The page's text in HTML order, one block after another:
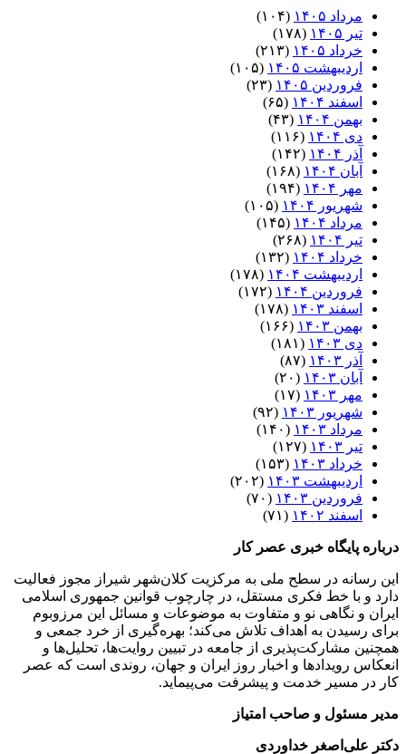
مرداد ۱۴۰۵
(۱۰۴)
تیر ۱۴۰۵
(۱۷۸)
خرداد ۱۴۰۵
(۲۱۳)
اردیبهشت ۱۴۰۵
(۱۰۵)
فروردین ۱۴۰۵
(۲۳)
اسفند ۱۴۰۴
(۶۵)
بهمن ۱۴۰۴
(۴۳)
دی ۱۴۰۴
(۱۱۶)
آذر ۱۴۰۴
(۱۴۲)
آبان ۱۴۰۴
(۱۶۸)
مهر ۱۴۰۴
(۱۹۴)
شهریور ۱۴۰۴
(۱۰۵)
مرداد ۱۴۰۴
(۱۴۵)
تیر ۱۴۰۴
(۲۶۸)
خرداد ۱۴۰۴
(۱۳۲)
اردیبهشت ۱۴۰۴
(۱۷۸)
فروردین ۱۴۰۴
(۱۷۲)
اسفند ۱۴۰۳
(۱۷۸)
بهمن ۱۴۰۳
(۱۶۶)
دی ۱۴۰۳
(۱۸۱)
آذر ۱۴۰۳
(۸۷)
آبان ۱۴۰۳
(۲۰)
مهر ۱۴۰۳
(۱۷)
شهریور ۱۴۰۳
(۹۲)
مرداد ۱۴۰۳
(۱۴۰)
تیر ۱۴۰۳
(۱۲۷)
خرداد ۱۴۰۳
(۱۵۳)
اردیبهشت ۱۴۰۳
(۲۰۲)
فروردین ۱۴۰۳
(۷۰)
اسفند ۱۴۰۲
(۷۱)
درباره پایگاه خبری عصر کار
این رسانه در سطح ملی به مرکزیت کلان‌شهر شیراز مجوز فعالیت
دارد و با خط فکری مستقل، در چارچوب قوانین جمهوری اسلامی
ایران و نگاهی نو و متفاوت به موضوعات ‌و مسائل این مرزوبوم
برای رسیدن به اهداف تلاش می‌کند؛ بهره‌گیری از خرد جمعی و
همچنین مشارکت‌پذیری از جامعه در تبیین روایت‌ها، تحلیل‌ها و
انعکاس رویدادها و اخبار روز ایران و جهان، روندی است که عصر
کار در مسیر خدمت و پیشرفت می‌پیماید.
مدیر مسئول و صاحب امتیاز
دکتر علی‌اصغر خداوردی